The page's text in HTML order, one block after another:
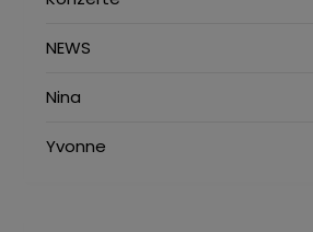
NEWS
Nina
Yvonne